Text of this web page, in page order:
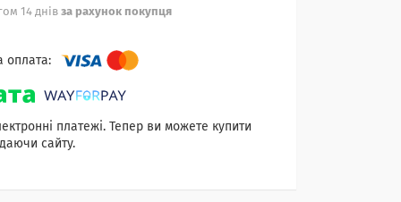
14 днів за рахунок покупця
платежі. Тепер ви можете купити
сайту.